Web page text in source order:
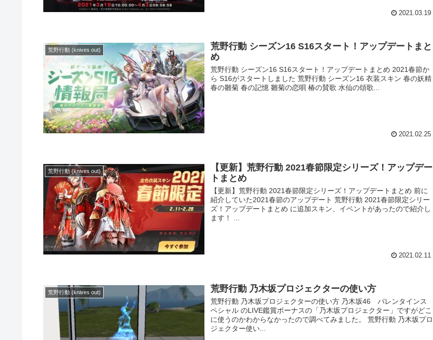
2021.03.19
荒野行動 (knives out)
荒野行動 シーズン16 S16スタート！アップデートまと
め
荒野行動 シーズン16 S16スタート！アップデートまとめ 2021春節か
ら S16がスタートしました 荒野行動 シーズン16 衣装スキン 春の妖精
春の雛菊 春の記憶 雛菊の恋唄 椿の賛歌 水仙の頌歌...
2021.02.25
荒野行動 (knives out)
【更新】荒野行動 2021春節限定シリーズ！アップデー
トまとめ
【更新】荒野行動 2021春節限定シリーズ！アップデートまとめ 前に
紹介していた2021春節のアップデート 荒野行動 2021春節限定シリー
ズ！アップデートまとめ に追加スキン、イベントがあったので紹介し
ます！ ...
2021.02.11
荒野行動 (knives out) 荒野行動 乃木坂プロジェクターの使い方
荒野行動 乃木坂プロジェクターの使い方 乃木坂46 バレンタインス
ペシャル のLIVE鑑賞ボーナスの「乃木坂プロジェクター」ですがどこ
に使うのかわからなかったので調べてみました。 荒野行動 乃木坂プロ
ジェクター使い...